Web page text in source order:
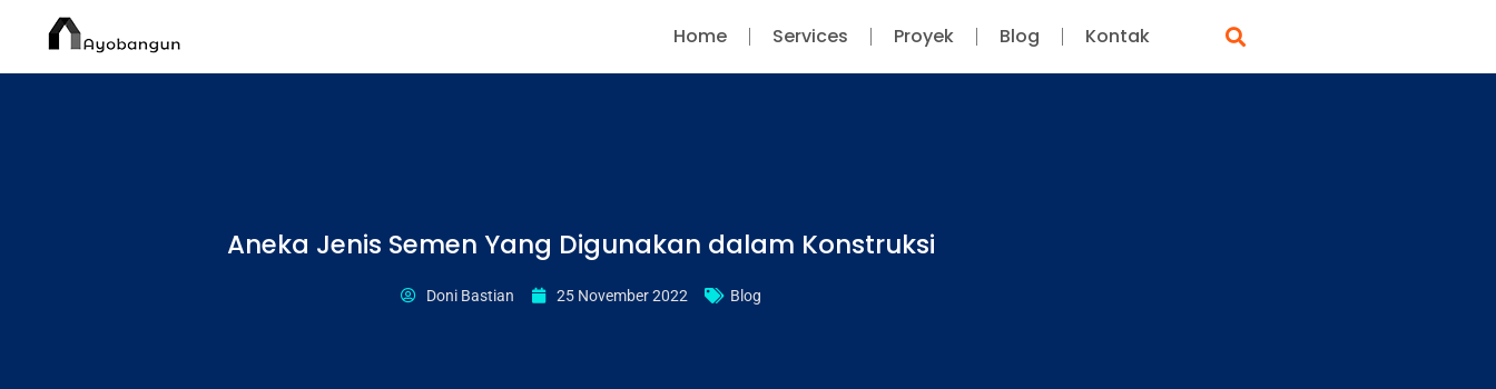
Home Services Proyek Blog Kontak
Aneka Jenis Semen Yang Digunakan dalam Konstruksi
Doni Bastian 25 November 2022 Blog